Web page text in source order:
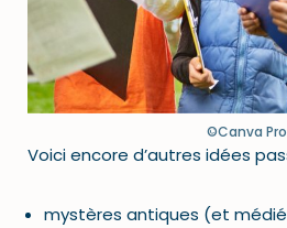
©Canva Pro
Voici encore d’autres idées
mystères antiques (et